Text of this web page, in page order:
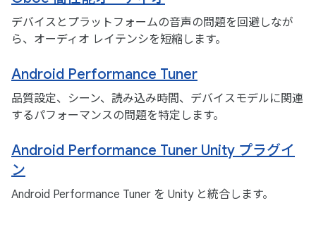
デバイスとプラットフォームの音声の問題を回避しなが
ら、オーディオ レイテンシを短縮します。
Android Performance Tuner
品質設定、シーン、読み込み時間、デバイスモデルに関連
するパフォーマンスの問題を特定します。
Android Performance Tuner Unity プラグイ
ン
Android Performance Tuner を Unity と統合します。